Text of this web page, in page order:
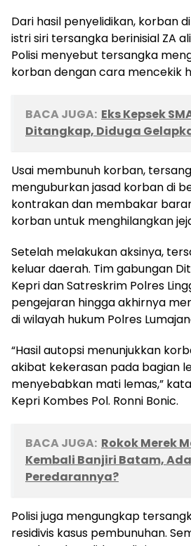
Dari hasil penyelidikan, korban
istri siri tersangka berinisial ZA
Polisi menyebut tersangka
korban dengan cara mencekik
BACA JUGA: Eks Kepsek
Ditangkap, Diduga
Usai membunuh korban,
menguburkan jasad korban di
kontrakan dan membakar
korban untuk menghilangkan
Setelah melakukan aksinya,
keluar daerah. Tim gabungan
Kepri dan Satreskrim Polres
pengejaran hingga akhirnya
di wilayah hukum Polres
“Hasil autopsi menunjukkan
akibat kekerasan pada bagian
menyebabkan mati lemas,”
Kepri Kombes Pol. Ronni Bonic.
BACA JUGA: Rokok Merek
Kembali Banjiri Batam,
Peredarannya?
Polisi juga mengungkap
residivis kasus pembunuhan.